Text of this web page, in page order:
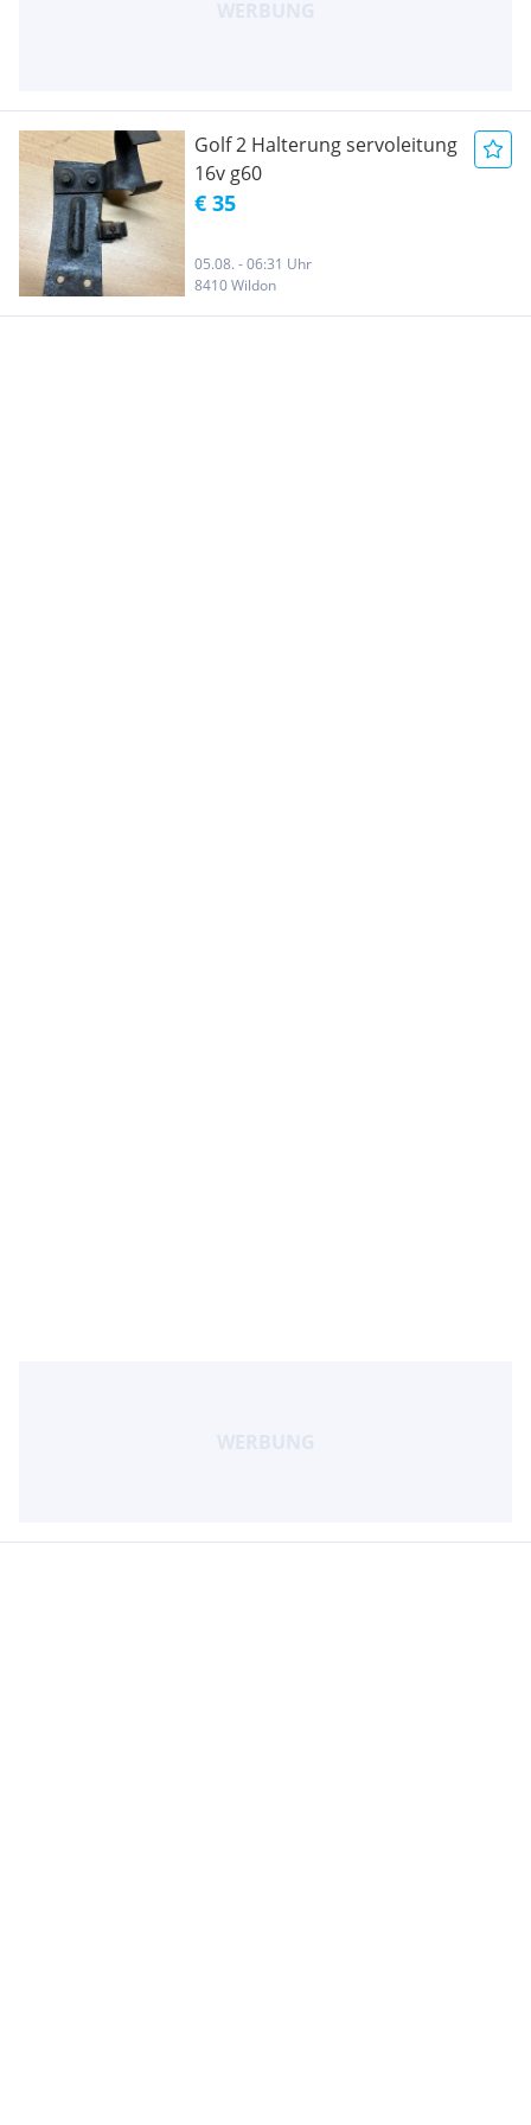
Golf 2 Halterung servoleitung
16v g60
€ 35
05.08. - 06:31 Uhr
8410 Wildon